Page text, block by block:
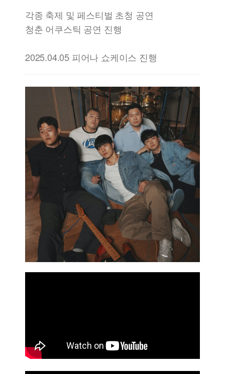
각종 축제 및 페스티벌 초청 공연
청춘 어쿠스틱 공연 진행
2025.04.05 피어나 쇼케이스 진행